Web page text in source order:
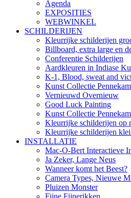
Agenda
EXPOSITIES
WEBWINKEL
SCHILDERIJEN
Kleurrijke schilderijen
Billboard, extra large en
Conferentie Schilderijen
Aardkleuren in Indiase
K-1, Blood, sweat and
Kunst Collectie
Vernieuwd Overnieuw
Good Luck Painting
Kunst Collectie
Kleurrijke schilderijen op
Kleurrijke schilderijen
INSTALLATIE
Mac-O-Bert Interactieve
Ja Zeker, Lange Neus
Wanneer komt het Beest?
Camera Types, Nieuwe
Pluizen Monster
Fijne Fijnerikken